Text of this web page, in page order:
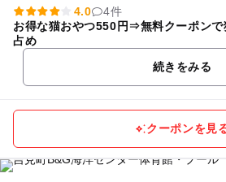
4.0
4件
お得な猫おやつ550円⇒無料クーポンで
占め
続きをみる
クーポンを見